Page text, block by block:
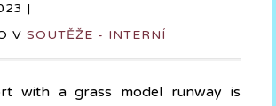
|
V SOUTĚŽE - INTERNÍ
with a grass model runway is